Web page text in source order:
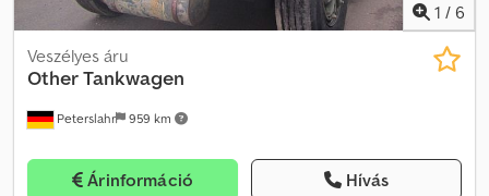
1 / 6
Peterslahr 959 km
Veszélyes áru
OtherTankwagen
Árinformáció Hívás